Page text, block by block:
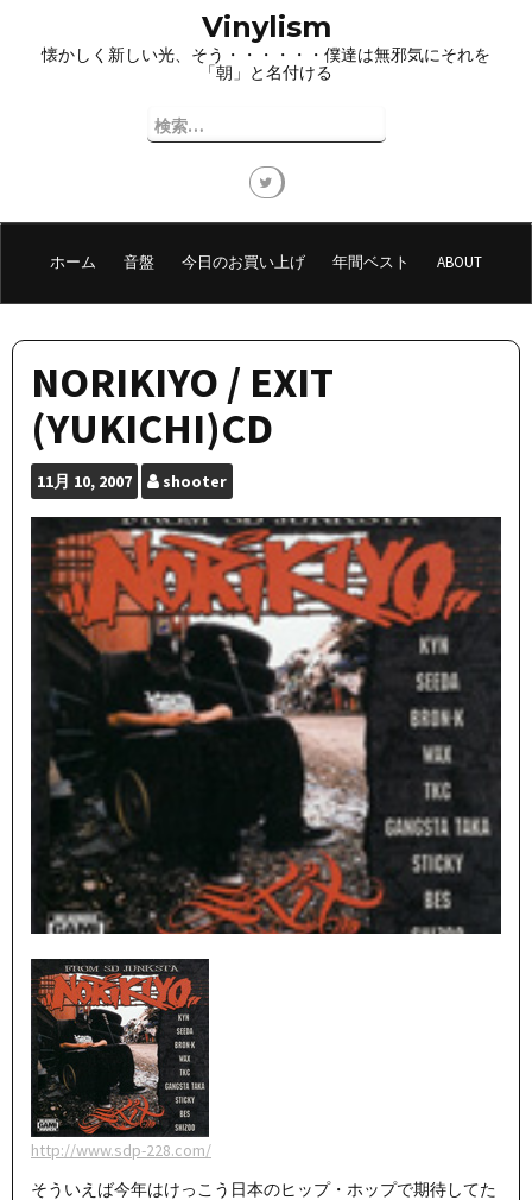
プ
Vinylism
懐かしく新しい光、そう・・・・・・僕達は無邪気にそれを
「朝」と名付ける
検
索:
ホーム 音盤 今日のお買い上げ 年間ベスト ABOUT
NORIKIYO / EXIT
(YUKICHI)CD
11月 10, 2007 shooter
http://www.sdp-228.com/
そういえば今年はけっこう日本のヒップ・ホップで期待してた